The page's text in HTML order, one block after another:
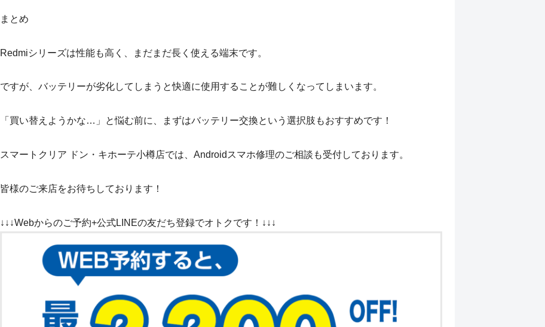
まとめ
Redmiシリーズは性能も高く、まだまだ長く使える端末です。
ですが、バッテリーが劣化してしまうと快適に使用することが難しくなってしまいます。
「買い替えようかな…」と悩む前に、まずはバッテリー交換という選択肢もおすすめです！
スマートクリア ドン・キホーテ小樽店では、Androidスマホ修理のご相談も受付しております。
皆様のご来店をお待ちしております！
↓↓↓Webからのご予約+公式LINEの友だち登録でオトクです！↓↓↓